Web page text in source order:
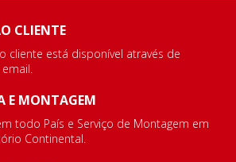
CLIENTE
cliente está disponível através de
E MONTAGEM
todo País e Serviço de Montagem em
Continental.